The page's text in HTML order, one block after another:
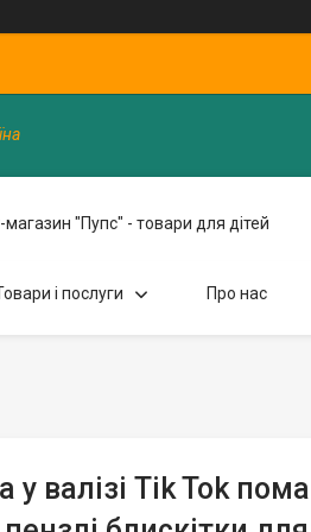
магазин "Пупс" - товари для дітей
і послуги Про нас
у валізі Tik Tok